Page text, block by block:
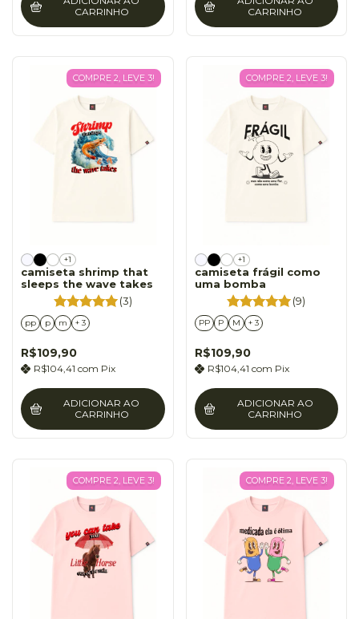
CARRINHO
CARRINHO
COMPRE 2, LEVE 3!
+1
camiseta shrimp that
sleeps the wave takes
(3)
pp p m + 3
R$109,90
R$104,41 com Pix
ADICIONAR AO
CARRINHO
COMPRE 2, LEVE 3!
+1
camiseta frágil como
uma bomba
(9)
PP P M + 3
R$109,90
R$104,41 com Pix
ADICIONAR AO
CARRINHO
COMPRE 2, LEVE 3! COMPRE 2, LEVE 3!